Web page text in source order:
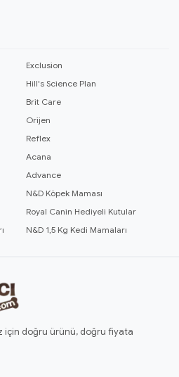
Exclusion
Hill's Science Plan
Brit Care
Orijen
Reflex
Acana
Advance
N&D Köpek Maması
Royal Canin Hediyeli Kutular
N&D 1,5 Kg Kedi Mamaları
için doğru ürünü, doğru fiyata